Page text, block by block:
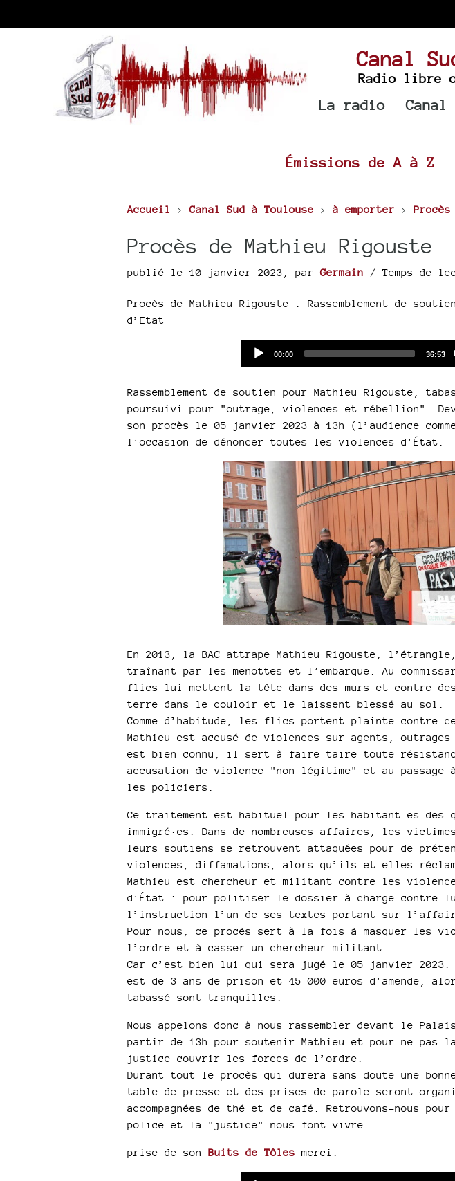
Canal
Radio libre
La radio Canal
Émissions de A à Z
Accueil >Canal Sud à Toulouse > à emporter >
Procès de Mathieu Rigouste
publié le 10 janvier 2023 parGermain / Temps de
Procès de Mathieu Rigouste : Rassemblement de
d’Etat
Current
00:00
Total
36:53
Rassemblement de soutien pour Mathieu Rigouste,
poursuivi pour "outrage, violences et rébellion".
son procès le 05 janvier 2023 à 13h (l’audience
l’occasion de dénoncer toutes les violences d’État.
En 2013, la BAC attrape Mathieu Rigouste,
traînant par les menottes et l’embarque. Au
flics lui mettent la tête dans des murs et contre
terre dans le couloir et le laissent blessé au sol.
Comme d’habitude, les flics portent plainte contre
Mathieu est accusé de violences sur agents,
est bien connu, il sert à faire taire toute
accusation de violence "non légitime" et au passage
les policiers.
Ce traitement est habituel pour les habitant·es
immigré·es. Dans de nombreuses affaires, les
leurs soutiens se retrouvent attaquées pour de
violences, diffamations, alors qu’ils et elles
Mathieu est chercheur et militant contre les
d’État : pour politiser le dossier à charge contre
l’instruction l’un de ses textes portant sur
Pour nous, ce procès sert à la fois à masquer les
l’ordre et à casser un chercheur militant.
Car c’est bien lui qui sera jugé le 05 janvier 2023.
est de 3 ans de prison et 45 000 euros d’amende,
tabassé sont tranquilles.
Nous appelons donc à nous rassembler devant le
partir de 13h pour soutenir Mathieu et pour ne pas
justice couvrir les forces de l’ordre.
Durant tout le procès qui durera sans doute une
table de presse et des prises de parole seront
accompagnées de thé et de café. Retrouvons-nous
police et la "justice" nous font vivre.
prise de son Buits de Tôles merci.